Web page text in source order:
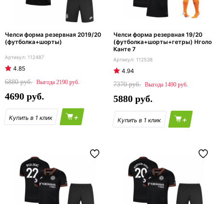
Челси форма резервная 2019/20
(футболка+шорты)
112487
4.85
6880
2190
4690
+
Челси форма резервная 19/20
(футболка+шорты+гетры) Нголо
Канте 7
112538
4.94
7370
1490
5880
+